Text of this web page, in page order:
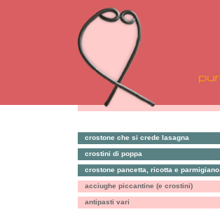
crostone che si crede lasagna
crostini di poppa
crostone pancetta, ricotta e parmigiano
acciughe piccantine (e crostini)
antipasti vari